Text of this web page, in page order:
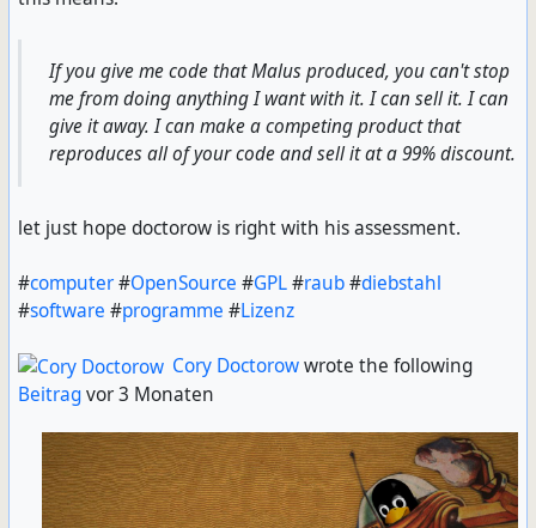
If you give me code that Malus produced, you can't stop
me from doing anything I want with it. I can sell it. I can
give it away. I can make a competing product that
reproduces all of your code and sell it at a 99% discount.
let just hope doctorow is right with his assessment.
#computer#OpenSource #GPL#raub#diebstahl
#software #programme #Lizenz
Cory Doctorowwrote the following
Beitragvor 3 Monaten